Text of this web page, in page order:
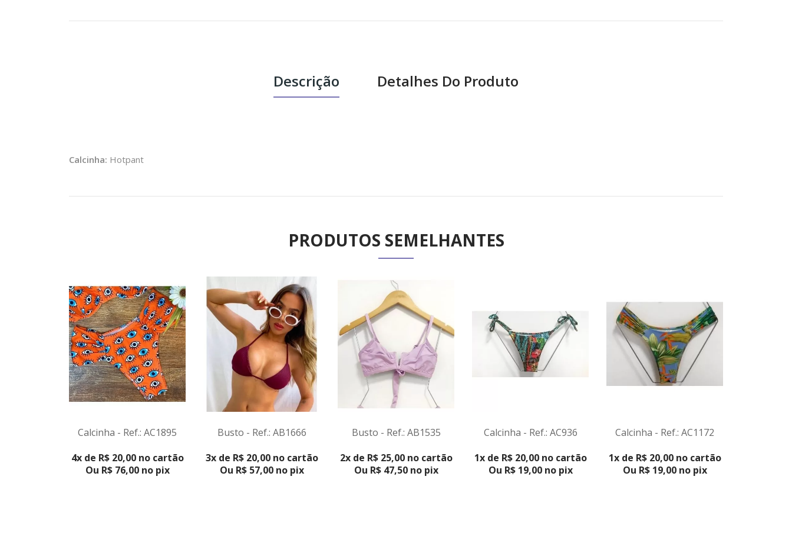
Descrição Detalhes Do Produto
Calcinha: Hotpant
PRODUTOS SEMELHANTES
Calcinha - Ref.: AC1895
4x de R$ 20,00 no cartão
Ou R$ 76,00 no pix
Busto - Ref.: AB1666
3x de R$ 20,00 no cartão
Ou R$ 57,00 no pix
Busto - Ref.: AB1535
2x de R$ 25,00 no cartão
Ou R$ 47,50 no pix
Calcinha - Ref.: AC936
1x de R$ 20,00 no cartão
Ou R$ 19,00 no pix
Calcinha - Ref.: AC1172
1x de R$ 20,00 no cartão
Ou R$ 19,00 no pix